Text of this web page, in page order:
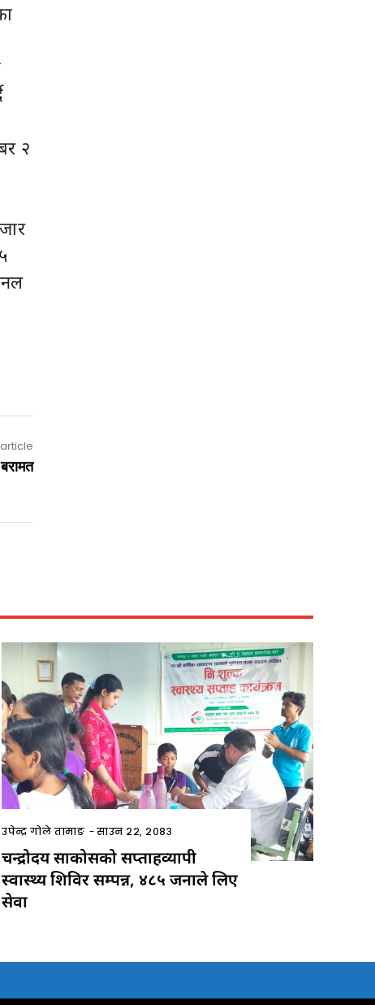
२
उपेन्द्र गोले तामाङ -साउन २२, २०८३
चन्द्रोदय साकोसको सप्ताहव्यापी
स्वास्थ्य शिविर सम्पन्न, ४८५ जनाले लिए
सेवा